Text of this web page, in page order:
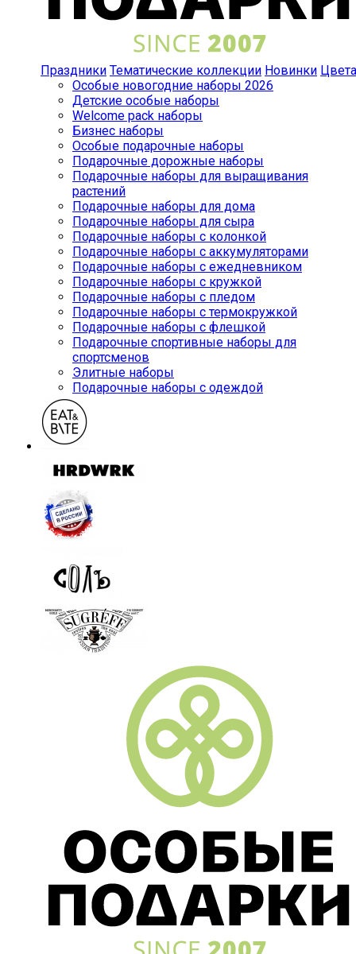
Праздники Тематические коллекции Новинки Цвета
Особые новогодние наборы 2026
Детские особые наборы
Welcome pack наборы
Бизнес наборы
Особые подарочные наборы
Подарочные дорожные наборы
Подарочные наборы для выращивания
растений
Подарочные наборы для дома
Подарочные наборы для сыра
Подарочные наборы с колонкой
Подарочные наборы с аккумуляторами
Подарочные наборы с ежедневником
Подарочные наборы с кружкой
Подарочные наборы с пледом
Подарочные наборы с термокружкой
Подарочные наборы с флешкой
Подарочные спортивные наборы для
спортсменов
Элитные наборы
Подарочные наборы с одеждой